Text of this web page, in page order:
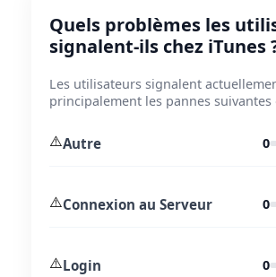
Quels problèmes les
signalent-ils chez iTunes
Les utilisateurs signalent
principalement les pannes suivantes
⚠️Autre 0
⚠️Connexion au Serveur 0
⚠️Login 0